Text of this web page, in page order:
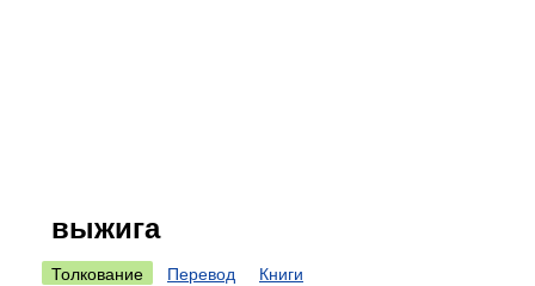
выжига
Толкование Перевод Книги